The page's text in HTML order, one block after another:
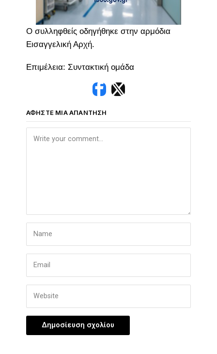
Ο συλληφθείς οδηγήθηκε στην αρμόδια
Εισαγγελική Αρχή.
Επιμέλεια: Συντακτική ομάδα
ΑΦΉΣΤΕ ΜΙΑ ΑΠΆΝΤΗΣΗ